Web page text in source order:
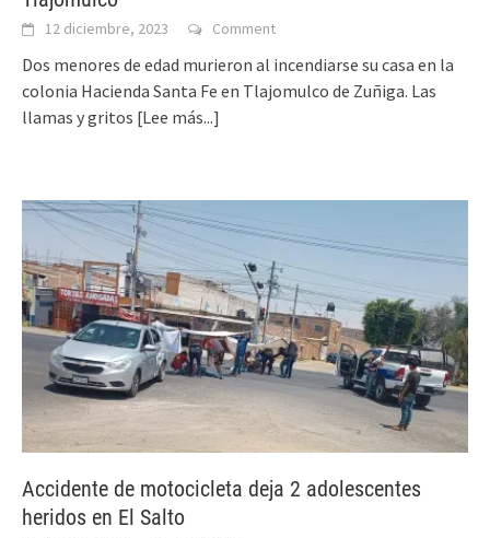
12 diciembre, 2023 Comment
Dos menores de edad murieron al incendiarse su casa en la
colonia Hacienda Santa Fe en Tlajomulco de Zuñiga. Las
llamas y gritos [Lee más...]
Accidente de motocicleta deja 2 adolescentes
heridos en El Salto